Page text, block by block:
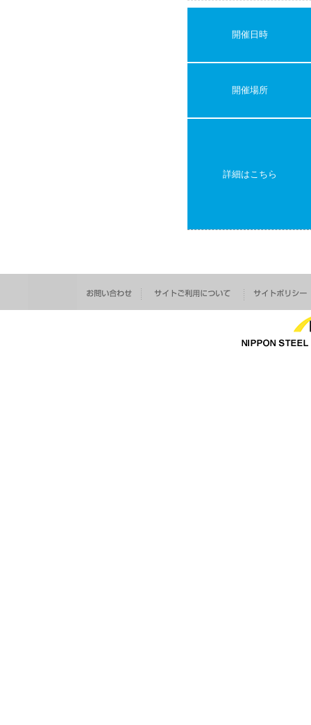
開催日時
開催場所
詳細はこちら